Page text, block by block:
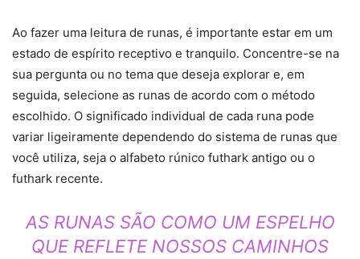
Ao fazer uma leitura de runas, é importante estar em um
estado de espírito receptivo e tranquilo. Concentre-se na
sua pergunta ou no tema que deseja explorar e, em
seguida, selecione as runas de acordo com o método
escolhido. O significado individual de cada runa pode
variar ligeiramente dependendo do sistema de runas que
você utiliza, seja o alfabeto rúnico futhark antigo ou o
futhark recente.
AS RUNAS SÃO COMO UM ESPELHO
QUE REFLETE NOSSOS CAMINHOS